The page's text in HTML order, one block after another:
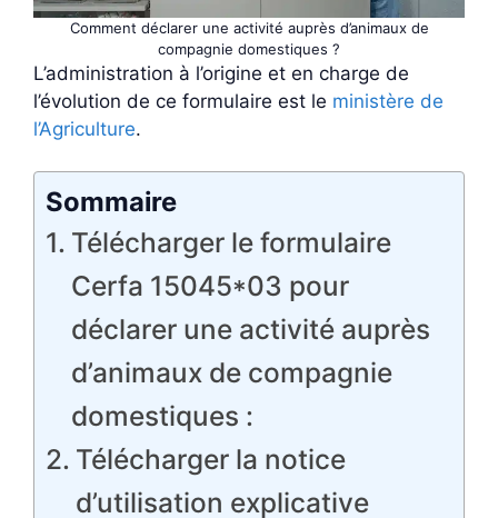
Comment déclarer une activité auprès d’animaux de
compagnie domestiques ?
L’administration à l’origine et en charge de
l’évolution de ce formulaire est le ministère de
l’Agriculture.
Sommaire
Télécharger le formulaire
Cerfa 15045*03 pour
déclarer une activité auprès
d’animaux de compagnie
domestiques :
Télécharger la notice
d’utilisation explicative